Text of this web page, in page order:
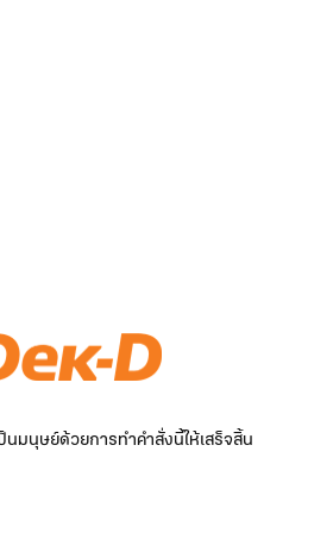
มนุษย์ด้วยการทำคำสั่งนี้ให้เสร็จสิ้น